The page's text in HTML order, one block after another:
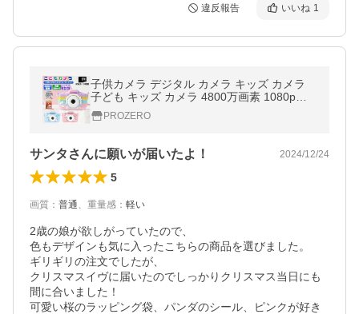
違反報告 いいね 1
子供カメラ デジタル カメラ キッズ カメラ
子ども キッズ カメラ 4800万画素 1080p録
画 自撮り バッテリ900mAh大容量 32GBカ
ード付き
PROZERO
サンタさんに願いが届いたよ！ 2024/12/24
5
画質 ： 普通、 重量感 ： 軽い
2歳の娘が欲しがっていたので、
色もデザインも気に入ったこちらの商品を選びました。
ギリギリの注文でしたが、
クリスマスイヴに届いたのでしっかりクリスマス当日にも
間に合いました！
可愛い桜のラッピング袋、パンダのシール、ピンクが好き